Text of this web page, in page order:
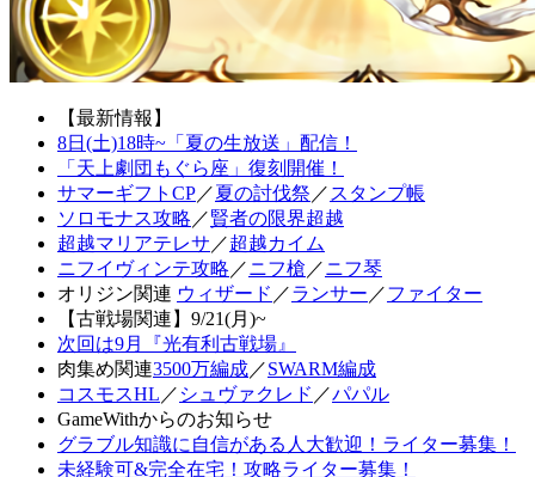
【最新情報】
8日(土)18時~「夏の生放送」配信！
「天上劇団もぐら座」復刻開催！
サマーギフトCP／夏の討伐祭 ／ スタンプ帳
ソロモナス攻略 ／賢者の限界超越
超越マリアテレサ ／超越カイム
ニフイヴィンテ攻略 ／ニフ槍 ／ニフ琴
オリジン関連 ウィザード ／ランサー ／ファイター
【古戦場関連】9/21(月)~
次回は9月『光有利古戦場』
肉集め関連3500万編成／SWARM編成
コスモスHL ／ シュヴァクレド ／パパル
GameWithからのお知らせ
グラブル知識に自信がある人大歓迎！ライター募集！
未経験可&完全在宅！攻略ライター募集！